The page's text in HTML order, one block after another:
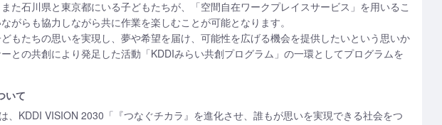
た石川県と東京都にいる子どもたちが、「空間自在ワークプレイスサービス」を用いるこ
がらも協力しながら共に作業を楽しむことが可能となります。
もたちの思いを実現し、夢や希望を届け、可能性を広げる機会を提供したいという思いか
との共創により発足した活動「KDDIみらい共創プログラム」の一環としてプログラムを
いて
は、KDDI VISION 2030「『つなぐチカラ』を進化させ、誰もが思いを実現できる社会をつ